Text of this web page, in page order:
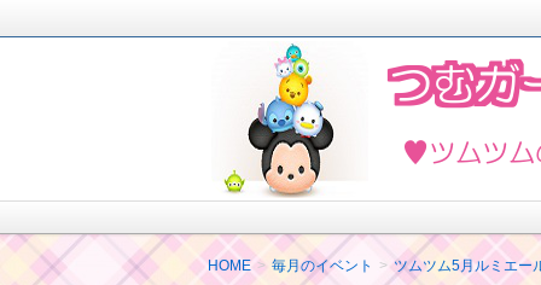
ツムツムの攻略法
2018年4月ツムツムを楽しく攻略し
ど最新情報も紹介しています。
HOME 毎月のイベント ツムツム5月ルミエー